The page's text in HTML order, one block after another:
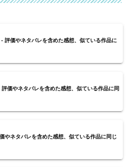
評価やネタバレを含めた感想、似ている作品に
価やネタバレを含めた感想、似ている作品に同
やネタバレを含めた感想、似ている作品に同じ